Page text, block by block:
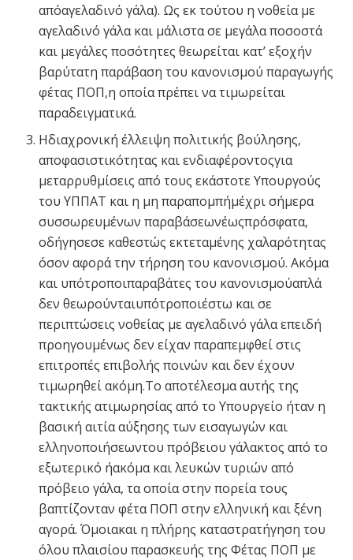
απόαγελαδινό γάλα). Ως εκ τούτου η νοθεία με
αγελαδινό γάλα και μάλιστα σε μεγάλα ποσοστά
και μεγάλες ποσότητες θεωρείται κατ’ εξοχήν
βαρύτατη παράβαση του κανονισμού παραγωγής
φέτας ΠΟΠ,η οποία πρέπει να τιμωρείται
παραδειγματικά.
Ηδιαχρονική έλλειψη πολιτικής βούλησης,
αποφασιστικότητας και ενδιαφέροντοςγια
μεταρρυθμίσεις από τους εκάστοτε Υπουργούς
του ΥΠΠΑΤ και η μη παραπομπήμέχρι σήμερα
συσσωρευμένων παραβάσεωνέωςπρόσφατα,
οδήγησεσε καθεστώς εκτεταμένης χαλαρότητας
όσον αφορά την τήρηση του κανονισμού. Ακόμα
και υπότροποιπαραβάτες του κανονισμούαπλά
δεν θεωρούνταιυπότροποιέστω και σε
περιπτώσεις νοθείας με αγελαδινό γάλα επειδή
προηγουμένως δεν είχαν παραπεμφθεί στις
επιτροπές επιβολής ποινών και δεν έχουν
τιμωρηθεί ακόμη.Το αποτέλεσμα αυτής της
τακτικής ατιμωρησίας από το Υπουργείο ήταν η
βασική αιτία αύξησης των εισαγωγών και
ελληνοποιήσεωντου πρόβειου γάλακτος από το
εξωτερικό ήακόμα και λευκών τυριών από
πρόβειο γάλα, τα οποία στην πορεία τους
βαπτίζονταν φέτα ΠΟΠ στην ελληνική και ξένη
αγορά. Όμοιακαι η πλήρης καταστρατήγηση του
όλου πλαισίου παρασκευής της Φέτας ΠΟΠ με